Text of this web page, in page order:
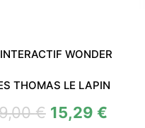
INTERACTIF WONDER
THOMAS LE LAPIN
€ 15,29 €